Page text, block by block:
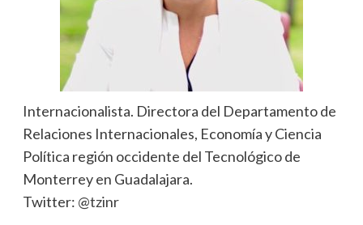
Internacionalista. Directora del Departamento de
Relaciones Internacionales, Economía y Ciencia
Política región occidente del Tecnológico de
Monterrey en Guadalajara.
Twitter: @tzinr